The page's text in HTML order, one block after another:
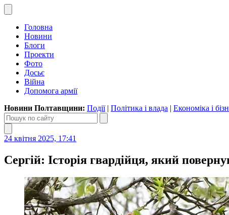
Головна
Новини
Блоги
Проекти
Фото
Досьє
Війна
Допомога армії
Новини Полтавщини: Події| Політика і влада | Економіка і
24 квітня 2025, 17:41
Сергій: Історія гвардійця, який